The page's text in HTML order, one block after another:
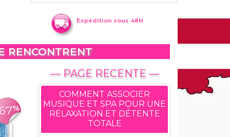
Expédition sous 48H
RENCONTRENT
%
— PAGE RECENTE —
COMMENT ASSOCIER
MUSIQUE ET SPA POUR UNE
RELAXATION ET DÉTENTE
TOTALE